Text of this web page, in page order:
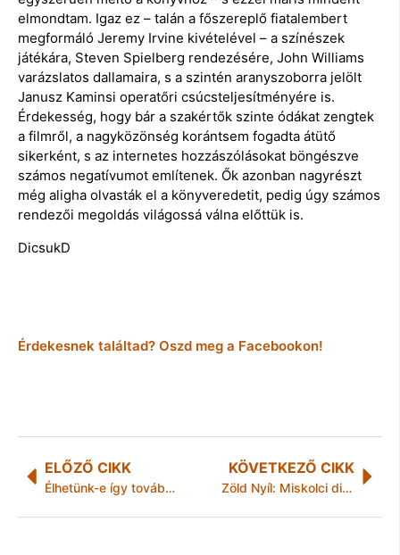
elmondtam. Igaz ez – talán a főszereplő fiatalembert
megformáló Jeremy Irvine kivételével – a színészek
játékára, Steven Spielberg rendezésére, John Williams
varázslatos dallamaira, s a szintén aranyszoborra jelölt
Janusz Kaminsi operatőri csúcsteljesítményére is.
Érdekesség, hogy bár a szakértők szinte ódákat zengtek
a filmről, a nagyközönség korántsem fogadta átütő
sikerként, s az internetes hozzászólásokat böngészve
számos negatívumot említenek. Ők azonban nagyrészt
még aligha olvasták el a könyveredetit, pedig úgy számos
rendezői megoldás világossá válna előttük is.
DicsukD
Érdekesnek találtad? Oszd meg a Facebookon!
ELŐZŐ CIKK
Élhetünk-e így tovább?
KÖVETKEZŐ CIKK
Zöld Nyíl: Miskolci diákok tervezhetik meg a Thököly utcai villamosmegálló egyedi elemét